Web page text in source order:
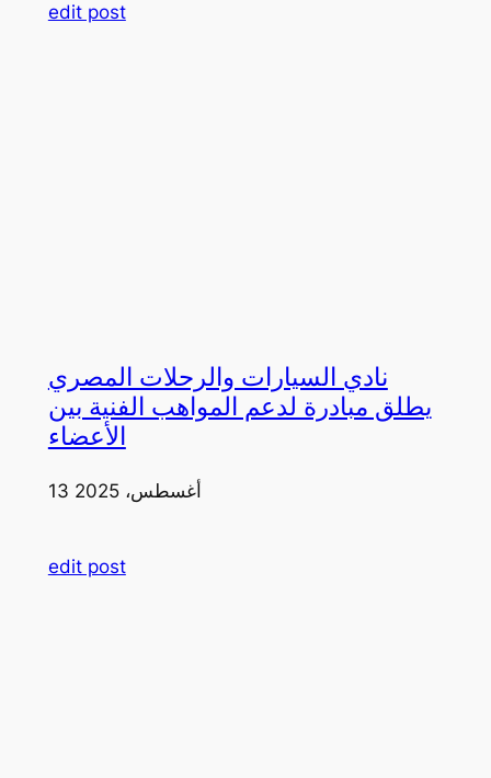
edit post
نادي السيارات والرحلات المصري
يطلق مبادرة لدعم المواهب الفنية بين
الأعضاء
13 أغسطس، 2025
edit post